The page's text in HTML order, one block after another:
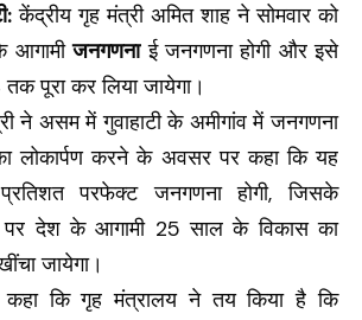
केंद्रीय गृह मंत्री अमित शाह ने सोमवार को
आगामीजनगणना ई जनगणना होगी और इसे
पूरा कर लिया जायेगा।
ने असम में गुवाहाटी के अमीगांव में जनगणना
लोकार्पण करने के अवसर पर कहा कि यह
परफेक्ट जनगणना होगी, जिसके
देश के आगामी 25 साल के विकास का
जायेगा।
कहा कि गृह मंत्रालय ने तय किया है कि